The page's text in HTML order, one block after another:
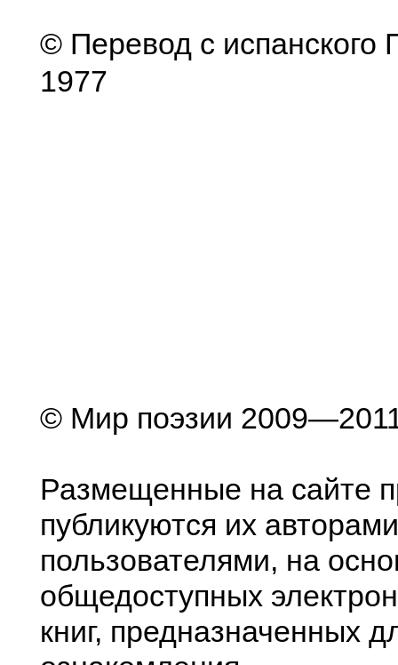
© Перевод с испанского
1977
© Мир поэзии
Размещенные на сайте
публикуются их
пользователями, на
общедоступных
книг, предназначенных